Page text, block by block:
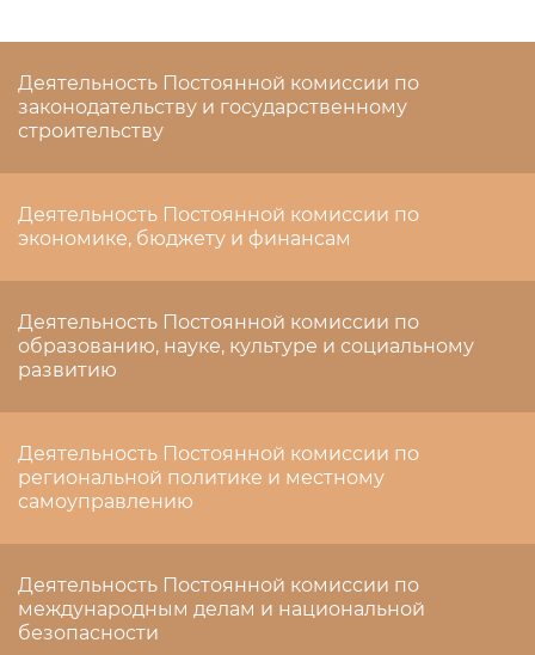
Деятельность Постоянной комиссии по
законодательству и государственному
строительству
Деятельность Постоянной комиссии по
экономике, бюджету и финансам
Деятельность Постоянной комиссии по
образованию, науке, культуре и социальному
развитию
Деятельность Постоянной комиссии по
региональной политике и местному
самоуправлению
Деятельность Постоянной комиссии по
международным делам и национальной
безопасности